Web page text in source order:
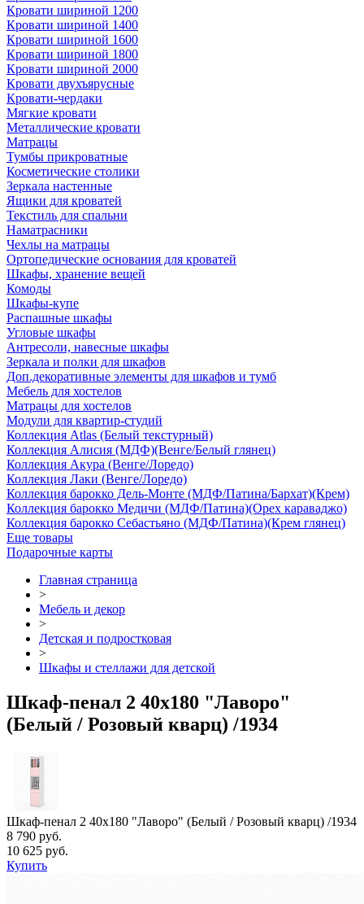
Кровати шириной 1200
Кровати шириной 1400
Кровати шириной 1600
Кровати шириной 1800
Кровати шириной 2000
Кровати двухъярусные
Кровати-чердаки
Мягкие кровати
Металлические кровати
Матрацы
Тумбы прикроватные
Косметические столики
Зеркала настенные
Ящики для кроватей
Текстиль для спальни
Наматрасники
Чехлы на матрацы
Ортопедические основания для кроватей
Шкафы, хранение вещей
Комоды
Шкафы-купе
Распашные шкафы
Угловые шкафы
Антресоли, навесные шкафы
Зеркала и полки для шкафов
Доп.декоративные элементы для шкафов и тумб
Мебель для хостелов
Матрацы для хостелов
Модули для квартир-студий
Коллекция Atlas (Белый текстурный)
Коллекция Алисия (МДФ)(Венге/Белый глянец)
Коллекция Акура (Венге/Лоредо)
Коллекция Лаки (Венге/Лоредо)
Коллекция барокко Дель-Монте (МДФ/Патина/Бархат)(Крем)
Коллекция барокко Медичи (МДФ/Патина)(Орех караваджо)
Коллекция барокко Себастьяно (МДФ/Патина)(Крем глянец)
Еще товары
Подарочные карты
Главная страница
>
Мебель и декор
>
Детская и подростковая
>
Шкафы и стеллажи для детской
Шкаф-пенал 2 40х180 "Лаворо"
(Белый / Розовый кварц) /1934
Шкаф-пенал 2 40х180 "Лаворо" (Белый / Розовый кварц) /1934
8 790 руб.
10 625 руб.
Купить